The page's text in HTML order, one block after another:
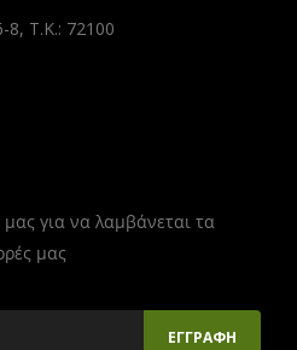
Τ.Κ.: 72100
για να λαμβάνεται τα
μας